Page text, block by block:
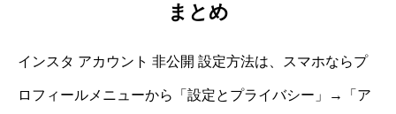
まとめ
インスタ アカウント 非公開 設定方法は、スマホならプ
ロフィールメニューから「設定とプライバシー」→「ア